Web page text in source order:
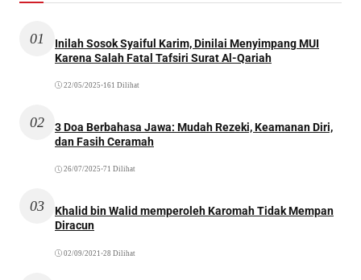
01
Inilah Sosok Syaiful Karim, Dinilai Menyimpang MUI
Karena Salah Fatal Tafsiri Surat Al-Qariah
22/05/2025 •161 Dilihat
02
3 Doa Berbahasa Jawa: Mudah Rezeki, Keamanan Diri,
dan Fasih Ceramah
26/07/2025 •71 Dilihat
03
Khalid bin Walid memperoleh Karomah Tidak Mempan
Diracun
02/09/2021 •28 Dilihat